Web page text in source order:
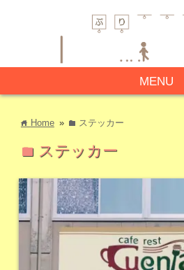
MENU
home Home » folder ステッカー
folder ステッカー